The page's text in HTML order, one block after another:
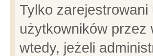
Tylko
użytkowników przez
wtedy, jeżeli